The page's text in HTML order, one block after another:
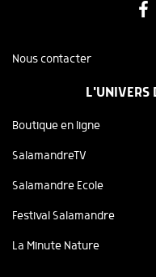
Nous contacter
L'UNIVERS
Boutique en ligne
SalamandreTV
Salamandre Ecole
Festival Salamandre
La Minute Nature